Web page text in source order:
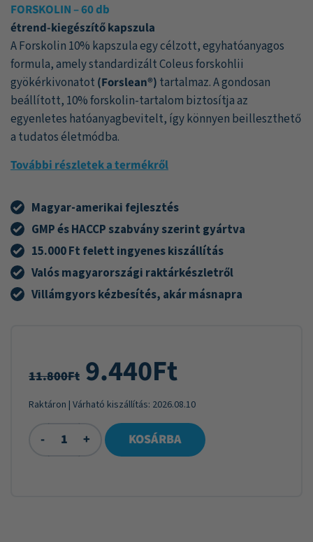
FORSKOLIN – 60 db
étrend-kiegészítő kapszula
A Forskolin 10% kapszula egy célzott, egyhatóanyagos
formula, amely standardizált Coleus forskohlii
gyökérkivonatot (Forslean®) tartalmaz. A gondosan
beállított, 10% forskolin-tartalom biztosítja az
egyenletes hatóanyagbevitelt, így könnyen beilleszthető
a tudatos életmódba.
További részletek a termékről
Magyar-amerikai fejlesztés
GMP és HACCP szabvány szerint gyártva
15.000 Ft felett ingyenes kiszállítás
Valós magyarországi raktárkészletről
Villámgyors kézbesítés, akár másnapra
11.800Ft 9.440Ft
Raktáron | Várható kiszállítás: 2026.08.10
- + KOSÁRBA